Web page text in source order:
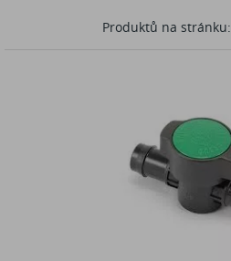
Produktů na stránku: